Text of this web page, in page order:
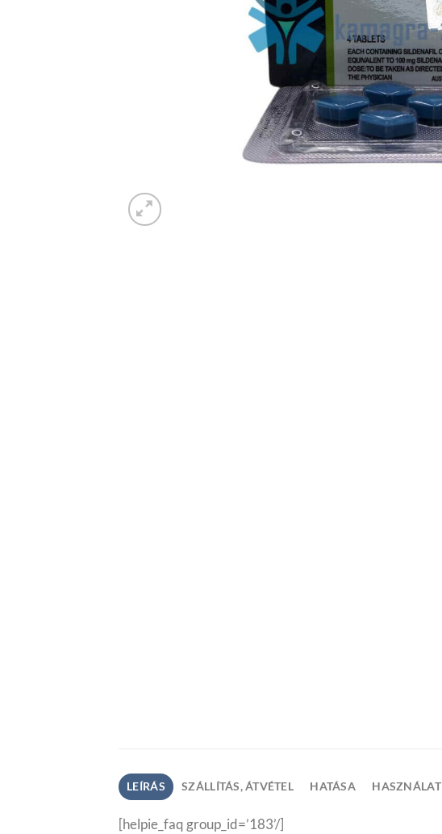
LEÍRÁS SZÁLLÍTÁS, ÁTVÉTEL HATÁSA HASZNÁLAT
[helpie_faq group_id=’183’/]